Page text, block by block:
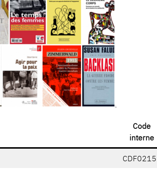
Code
interne
CDF0215